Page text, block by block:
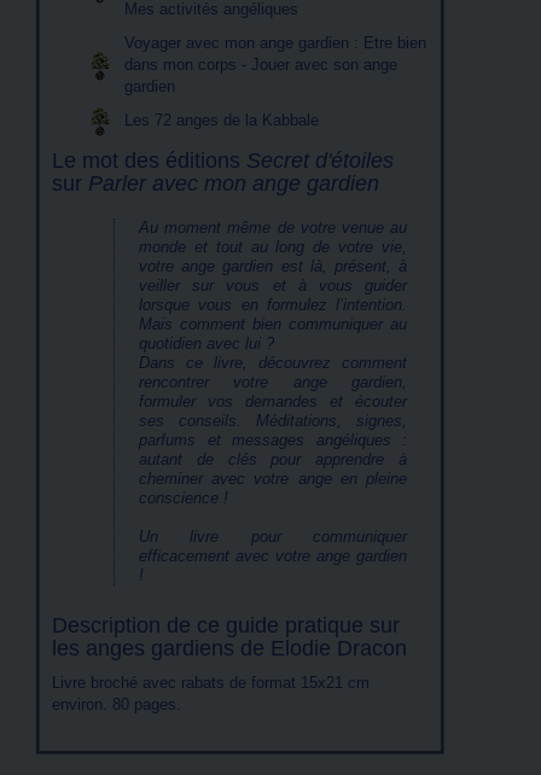
Mes activités angéliques
Voyager avec mon ange gardien : Etre bien
dans mon corps - Jouer avec son ange
gardien
Les 72 anges de la Kabbale
Le mot des éditions Secret d'étoiles
sur Parler avec mon ange gardien
Au moment même de votre venue au
monde et tout au long de votre vie,
votre ange gardien est là, présent, à
veiller sur vous et à vous guider
lorsque vous en formulez l’intention.
Mais comment bien communiquer au
quotidien avec lui ?
Dans ce livre, découvrez comment
rencontrer votre ange gardien,
formuler vos demandes et écouter
ses conseils. Méditations, signes,
parfums et messages angéliques :
autant de clés pour apprendre à
cheminer avec votre ange en pleine
conscience !
Un livre pour communiquer
efficacement avec votre ange gardien
!
Description de ce guide pratique sur
les anges gardiens de Elodie Dracon
Livre broché avec rabats de format 15x21 cm
environ. 80 pages.